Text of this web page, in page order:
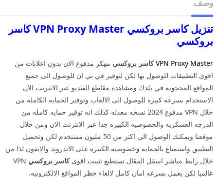
وصف
تنزيل كاسر بروكسي VPN Proxy Master كاسر
بروكسي
VPN Proxy Master كاسر بروكسي مهكر مدفوع الان بدون اعلانات من
اقوى التطبيقات للوصول بها لكن لتوفير في بي ان للوصول الى جميع
المواقع المحجوبه في بلدك ومشاهده مقاطع الفيديو عبر الانترنت الان
الاستخدام بسرعه كبيره للوصول الى الالعاب وتوفير الحمايه الكامله من
خلال VPN مدفوع 2024 نسخه معدله كذلك انه توفير حمايه كامله من
الدرجه العسكريه والخصوصيه الكبيره جدا عبر الانترنت الان ومن خلال
موقعنا ويمكنك الوصول الى اكثر من 50 مليون مستخدم لكن وتحميل
التطبيق واستمتاع بالحمايه وخصوصيه الكبيره على الاندرويد والايفون لذا من
خلال رابط مباشر اسفل المقال تستطيع تثبيت اقوىكاسر بروكسي VPN
عالميا لكن يعمل بسرعه امان كامل لالغاء حظر المواقع الالكترونيه.